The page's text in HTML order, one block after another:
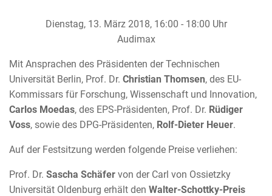
Dienstag, 13. März 2018, 16:00 - 18:00 Uhr
Audimax
Mit Ansprachen des Präsidenten der Technischen
Universität Berlin, Prof. Dr. Christian Thomsen, des EU-
Kommissars für Forschung, Wissenschaft und Innovation,
Carlos Moedas, des EPS-Präsidenten, Prof. Dr. Rüdiger
Voss, sowie des DPG-Präsidenten, Rolf-Dieter Heuer.
Auf der Festsitzung werden folgende Preise verliehen:
Prof. Dr. Sascha Schäfer von der Carl von Ossietzky
Universität Oldenburg erhält den Walter-Schottky-Preis